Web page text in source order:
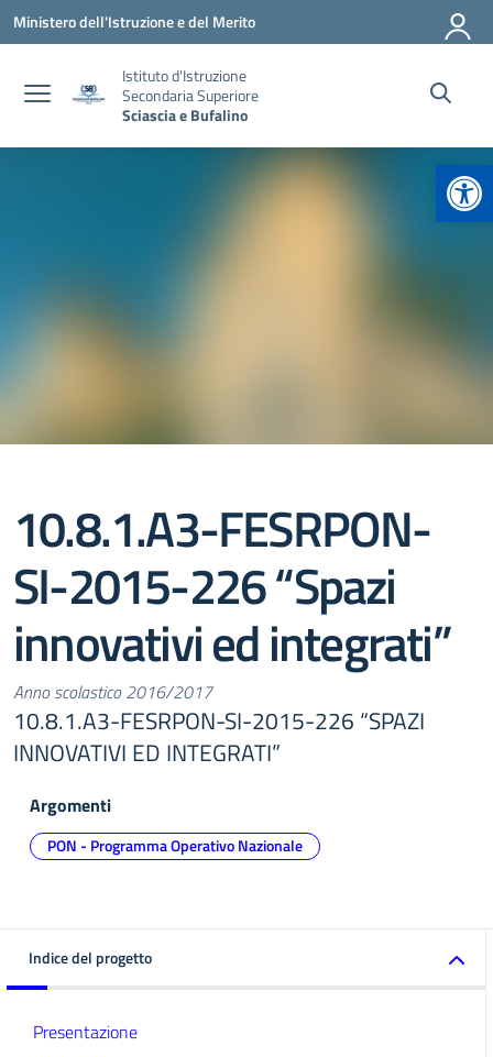
Vai ai contenuti
Vai al menu di navigazione
Vai al footer
Ministero dell'Istruzione e del Merito
Istituto d'Istruzione
Secondaria Superiore
Sciascia e Bufalino
10.8.1.A3-FESRPON-
SI-2015-226 “Spazi
innovativi ed integrati”
Anno scolastico 2016/2017
10.8.1.A3-FESRPON-SI-2015-226 “SPAZI
INNOVATIVI ED INTEGRATI”
Argomenti
PON - Programma Operativo Nazionale
Indice del progetto
Presentazione